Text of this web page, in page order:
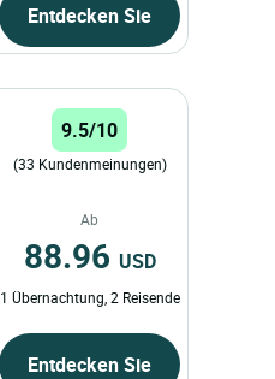
Entdecken Sie
9.5/10
(33 Kundenmeinungen)
Ab
88.96 USD
1 Übernachtung, 2 Reisende
Entdecken Sie